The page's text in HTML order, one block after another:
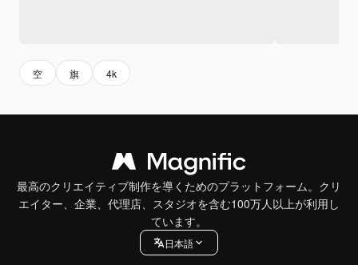
空 旗 4k
最高のクリエイティブ制作を導くためのプラットフォーム。クリ
エイター、企業、代理店、スタジオを含む100万人以上が利用し
ています。
日本語